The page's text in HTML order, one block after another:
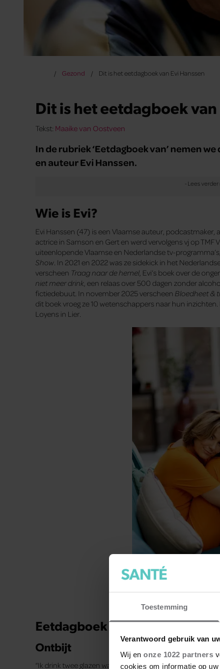
Toestemming
Verantwoord gebruik van
Wij en onze 1022 partners
cookies om informatie op
Gezond Dit is het eetdagboek van Evi Hanssen
Dit is het eetdagboek van
Tekst: Maaike van Oostveen
In de rubriek ‘Eetdagboek van’ nemen
en auteur Evi Hanssen.
Wie is Evi?
Evi Hanssen (47) is een Vlaamse auteur, podcastmaker,
actrice in Samson en Gert en werd vervolgens vj op
uiteenlopende Vlaamse en Nederlandse tv-
Show . In 2021 en 2022 was ze sidekick in het
verscheen Traag naar de hemel , Evi’s boek over de
niet meer drink , een relaas over 500 dagen zonder
fictiedebuut. In november 2025 verscheen Bloedheet &
dit boek vroeg ze 10 wetenschappers naar hun
Loyens in Lier.
Eetdagboek Evi Hanssen
Ontbijt
“Ik drink twee glazen water als ik wakker word. Als